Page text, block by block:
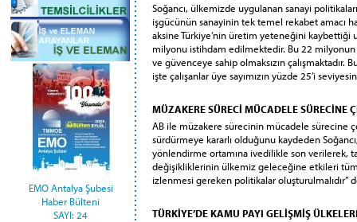
EMO Antalya Şubesi
Haber Bülteni
SAYI: 24
Soğancı, ülkemizde uygulanan sanayi
işgücünün sanayinin tek temel rekabet amacı
aksine Türkiye’nin üretim yeteneğini kaybettiği
milyonu istihdam edilmektedir. Bu 22 milyonun
ve güvenceye sahip olmaksızın çalışmaktadır.
işte çalışanlar üye sayımızın yüzde 25’i
MÜZAKERE SÜRECİ MÜCADELE SÜRECİNE
AB ile müzakere sürecinin mücadele sürecine
sürdürmeye kararlı olduğunu kaydeden
yönlendirme ortamına ivedilikle son verilerek,
değişikliklerinin ülkemiz geleceğine etkileri tüm
izlenmesi gereken politikalar oluşturulmalıdır”
TÜRKİYE’DE KAMU PAYI GELİŞMİŞ